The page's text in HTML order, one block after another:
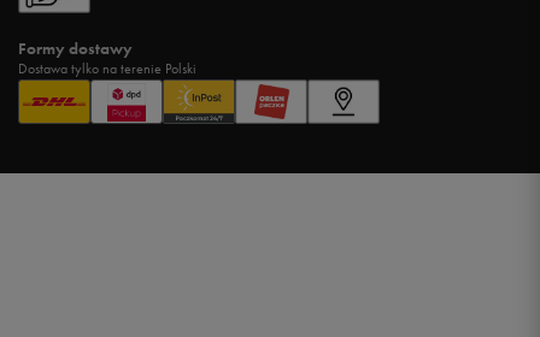
Formy dostawy
Dostawa tylko na terenie Polski